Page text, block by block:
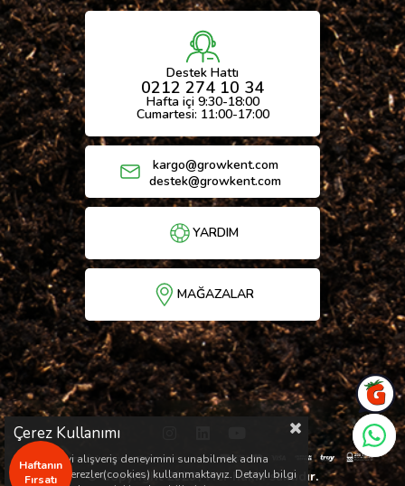
Destek Hattı
0212 274 10 34
Hafta içi 9:30-18:00
Cumartesi: 11:00-17:00
kargo@growkent.com
destek@growkent.com
YARDIM
MAĞAZALAR
Haftanın
Fırsatı
© Copyright 2026 / Her hakkı saklıdır.
Çerez Kullanımı
Sizlere en iyi alışveriş deneyimini sunabilmek adına
sitemizde çerezler(cookies) kullanmaktayız. Detaylı bilgi